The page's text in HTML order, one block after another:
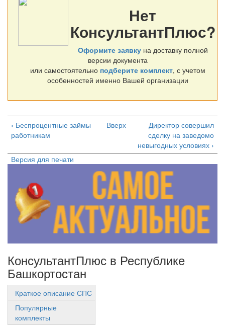
Нет
КонсультантПлюс?
Оформите заявкуна доставку полной
версии документа
или самостоятельно подберите комплект, с учетом
особенностей именно Вашей организации
‹ Беспроцентные займы
работникам
Вверх
Директор совершил
сделку на заведомо
невыгодных условиях ›
Версия для печати
КонсультантПлюс в Республике
Башкортостан
Краткое описание СПС
Популярные
комплекты